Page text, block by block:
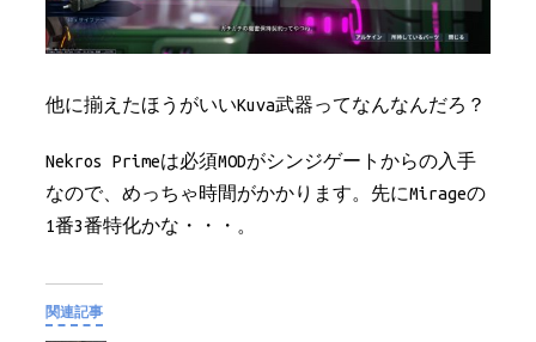
他に揃えたほうがいいKuva武器ってなんなんだろ？
Nekros Primeは必須MODがシンジゲートからの入手
なので、めっちゃ時間がかかります。先にMirageの
1番3番特化かな・・・。
関連記事